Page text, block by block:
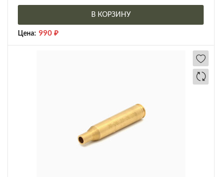
В КОРЗИНУ
Цена: 990 ₽